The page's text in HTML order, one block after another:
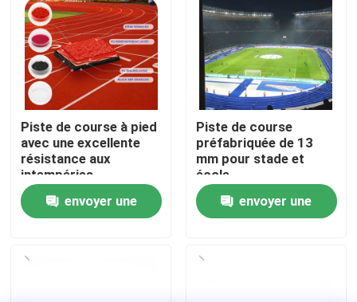
Visite de l'usine
Contrôle de qualité
Nous contacter
Nouvelles
Piste de course à pied
avec une excellente
résistance aux
intempéries
envoyer une
Piste de course
préfabriquée de 13
mm pour stade et
école
envoyer une